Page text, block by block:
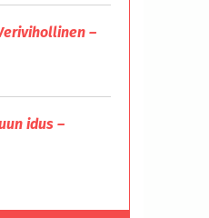
–
idus –